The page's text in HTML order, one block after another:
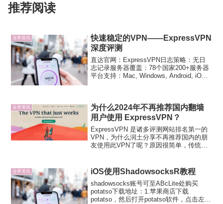
推荐阅读
业界资讯
快速稳定的VPN——ExpressVPN
深度评测
直达官网：ExpressVPN日志策略：无日
志记录服务器覆盖：78个国家200+服务器
平台支持：Mac, Windows, Android, iOS
业界资讯
为什么2024年不再推荐国内翻墙
用户使用 ExpressVPN？
ExpressVPN 是诸多评测网站排名第一的
VPN，为什么润土分享不再推荐国内的朋
友使用此VPN了呢？原因很简单，传统的
PureVPN等一众海外知名...
业界资讯 iOS使用ShadowsocksR教程
shadowsocks账号可至ABcLite处购买
potatso下载地址：1.苹果商店下载
potatso，然后打开potatso软件，点击左上